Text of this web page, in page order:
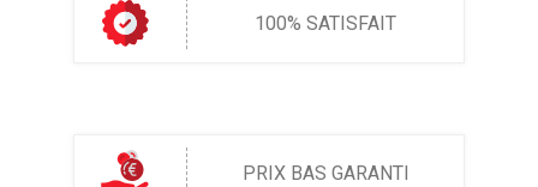
100% SATISFAIT
PRIX BAS GARANTI